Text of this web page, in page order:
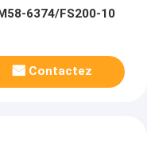
6374/FS200-10
Contactez